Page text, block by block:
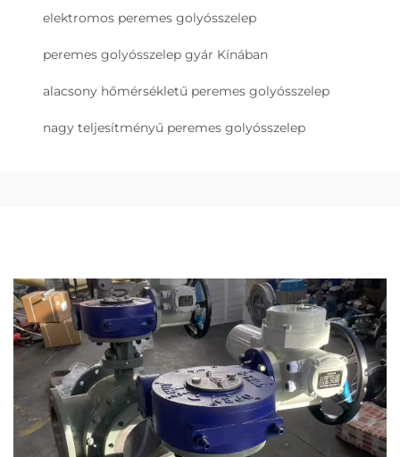
elektromos peremes golyósszelep
peremes golyósszelep gyár Kínában
alacsony hőmérsékletű peremes golyósszelep
nagy teljesítményű peremes golyósszelep